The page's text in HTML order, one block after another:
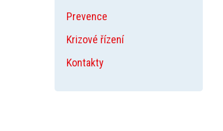
Prevence
Krizové řízení
Kontakty